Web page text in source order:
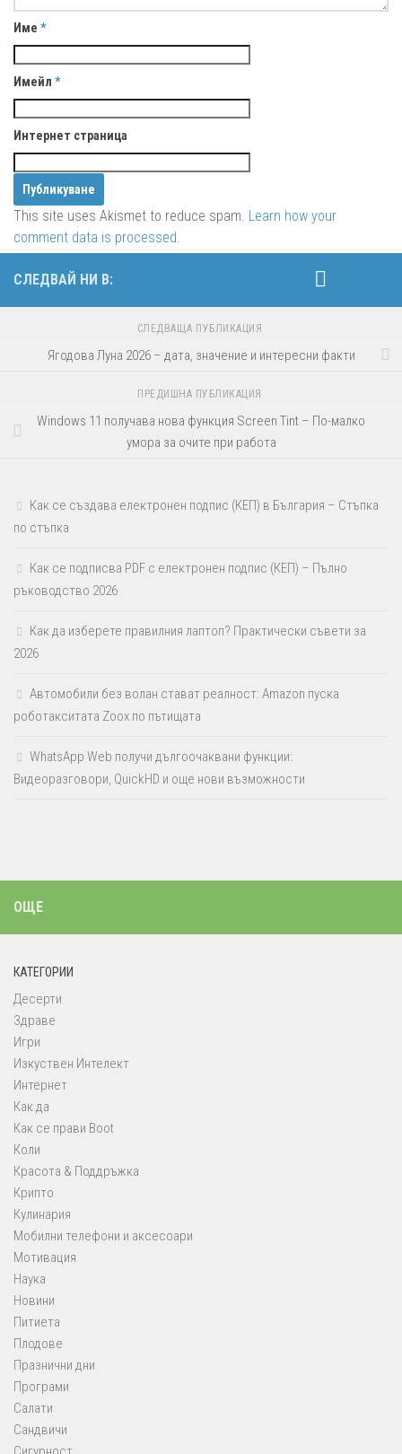
Име *
Имейл *
Интернет страница
This site uses Akismet to reduce spam. Learn how your
comment data is processed.
СЛЕДВАЙ НИ В:
СЛЕДВАЩА ПУБЛИКАЦИЯ
Ягодова Луна 2026 – дата, значение и интересни факти
ПРЕДИШНА ПУБЛИКАЦИЯ
Windows 11 получава нова функция Screen Tint – По-малко
умора за очите при работа
Как се създава електронен подпис (КЕП) в България – Стъпка
по стъпка
Как се подписва PDF с електронен подпис (КЕП) – Пълно
ръководство 2026
Как да изберете правилния лаптоп? Практически съвети за
2026
Автомобили без волан стават реалност: Amazon пуска
роботакситата Zoox по пътищата
WhatsApp Web получи дългоочаквани функции:
Видеоразговори, QuickHD и още нови възможности
ОЩЕ
КАТЕГОРИИ
Десерти
Здраве
Игри
Изкуствен Интелект
Интернет
Как да
Как се прави Boot
Коли
Красота & Поддръжка
Крипто
Кулинария
Мобилни телефони и аксесоари
Мотивация
Наука
Новини
Питиета
Плодове
Празнични дни
Програми
Салати
Сандвичи